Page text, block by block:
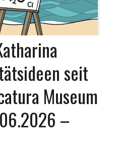
seit
Museum
–